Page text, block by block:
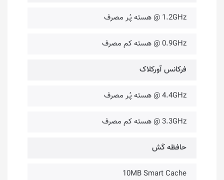
1.2GHz @ هسته پُـر مصرف
0.9GHz @ هسته کم مصرف
فرکانس آورکلاک
4.4GHz @ هسته پُـر مصرف
3.3GHz @ هسته کم مصرف
حافظه کَش
10MB Smart Cache